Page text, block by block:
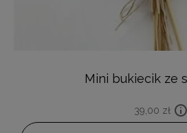
Mini bukiecik ze
39,00 zł